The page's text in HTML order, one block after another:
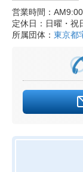
営業時間：
定休日：日曜・祝
所属団体： 東京都